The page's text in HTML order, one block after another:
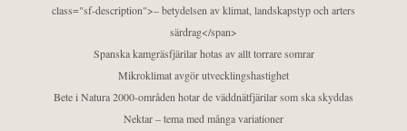
class="sf-description">– betydelsen av klimat, landskapstyp och arters
särdrag</span>
Spanska kamgräsfjärilar hotas av allt torrare somrar
Mikroklimat avgör utvecklingshastighet
Bete i Natura 2000-områden hotar de väddnätfjärilar som ska skyddas
Nektar – tema med många variationer